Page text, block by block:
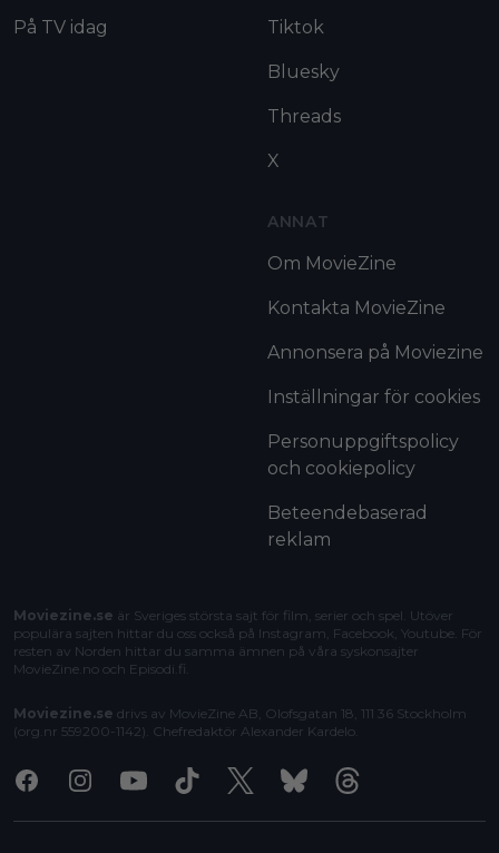
På TV idag Tiktok
Bluesky
Threads
X
ANNAT
Om MovieZine
Kontakta MovieZine
Annonsera på Moviezine
Inställningar för cookies
Personuppgiftspolicy
och cookiepolicy
Beteendebaserad
reklam
Moviezine.se är Sveriges största sajt för film, serier och spel. Utöver
populära sajten hittar du oss också på Instagram, Facebook, Youtube. För
resten av Norden hittar du samma ämnen på våra syskonsajter
MovieZine.no och Episodi.fi
Moviezine.se drivs av MovieZine AB, Olofsgatan 18, 111 36 Stockholm
(org.nr 559200-1142). Chefredaktör Alexander Kardelo
FacebookInstagramYoutubeTiktok X BlueskyThreads